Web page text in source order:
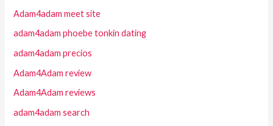
Adam4adam meet site
adam4adam phoebe tonkin dating
adam4adam precios
Adam4Adam review
Adam4Adam reviews
adam4adam search